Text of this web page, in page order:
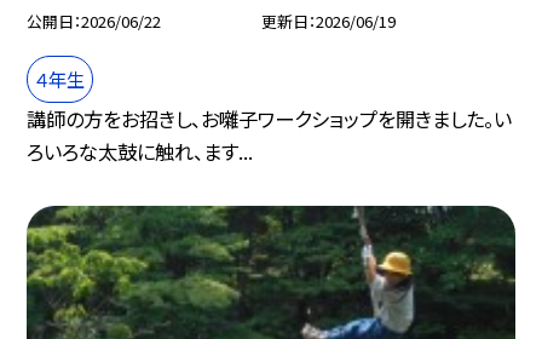
公開日 2026/06/22 更新日 2026/06/19
４年生
講師の方をお招きし、お囃子ワークショップを開きました。い
ろいろな太鼓に触れ、ます...